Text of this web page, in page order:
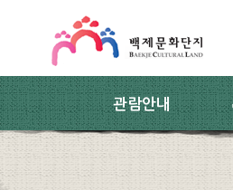
관람안내